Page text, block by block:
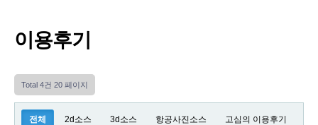
이용후기
Total 4건 20 페이지
전체 2d소스 3d소스 항공사진소스 고심의 이용후기